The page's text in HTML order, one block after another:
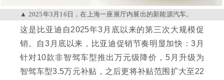
2025年3月16日，在上海一座展厅内展出的新能源汽车。
这是比亚迪自2025年3月底以来的第三次大规模促
销。自3月底以来，比亚迪促销节奏明显加快：3月
针对10款非智驾车型推出万元级降价，5月升级为
智驾车型3.5万元补贴，之后更将补贴范围扩大至22